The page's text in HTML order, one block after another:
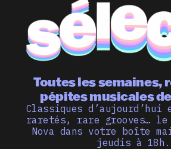
Toutes les semaines,
pépites musicales
Classiques d’aujourd’hui
raretés, rare grooves… le
Nova dans votre boîte
jeudis à 18h.